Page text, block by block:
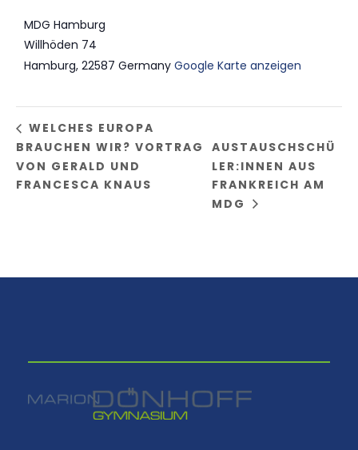
MDG Hamburg
Willhöden 74
Hamburg, 22587 Germany Google Karte anzeigen
WELCHES EUROPA
BRAUCHEN WIR? VORTRAG
VON GERALD UND
FRANCESCA KNAUS
AUSTAUSCHSCHÜ
LER:INNEN AUS
FRANKREICH AM
MDG